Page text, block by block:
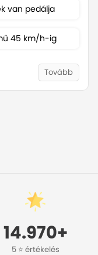
van pedálja
45 km/h-ig
útfelület, új
Egy kizárólag
Tovább
14.970+
5 ⭐️ értékelés